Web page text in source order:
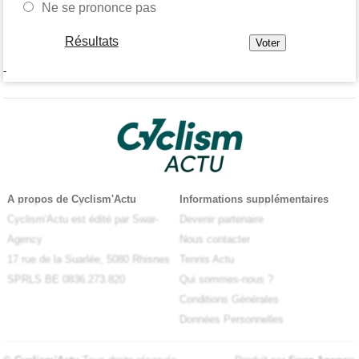
Ne se prononce pas
Résultats
-
A propos de Cyclism'Actu
Cyclism'Actu est édité par Swar-
Agency
17 rue de la Suarlée, 5080 Rhisnes
SPRLS BE 0836.273.820
Informations supplémentaires
Devenir partenaire
Nous contacter
Tennis Actu
Qui sommes-nous ?
Conditions Générales
Données Personnelles